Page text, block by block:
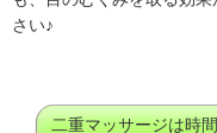
さい♪
二重マッサージは時